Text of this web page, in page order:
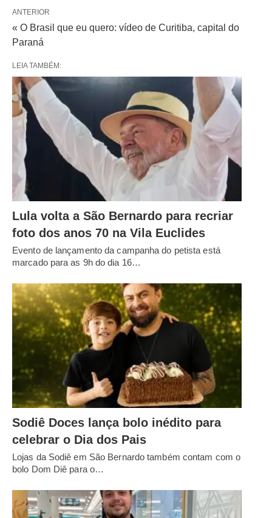
ANTERIOR
« O Brasil que eu quero: vídeo de Curitiba, capital do
Paraná
LEIA TAMBÉM:
Lula volta a São Bernardo para recriar
foto dos anos 70 na Vila Euclides
Evento de lançamento da campanha do petista está
marcado para as 9h do dia 16…
Sodiê Doces lança bolo inédito para
celebrar o Dia dos Pais
Lojas da Sodiê em São Bernardo também contam com o
bolo Dom Diê para o…